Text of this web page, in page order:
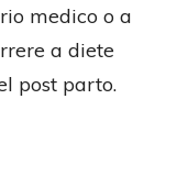
medico o a
a diete
post parto.